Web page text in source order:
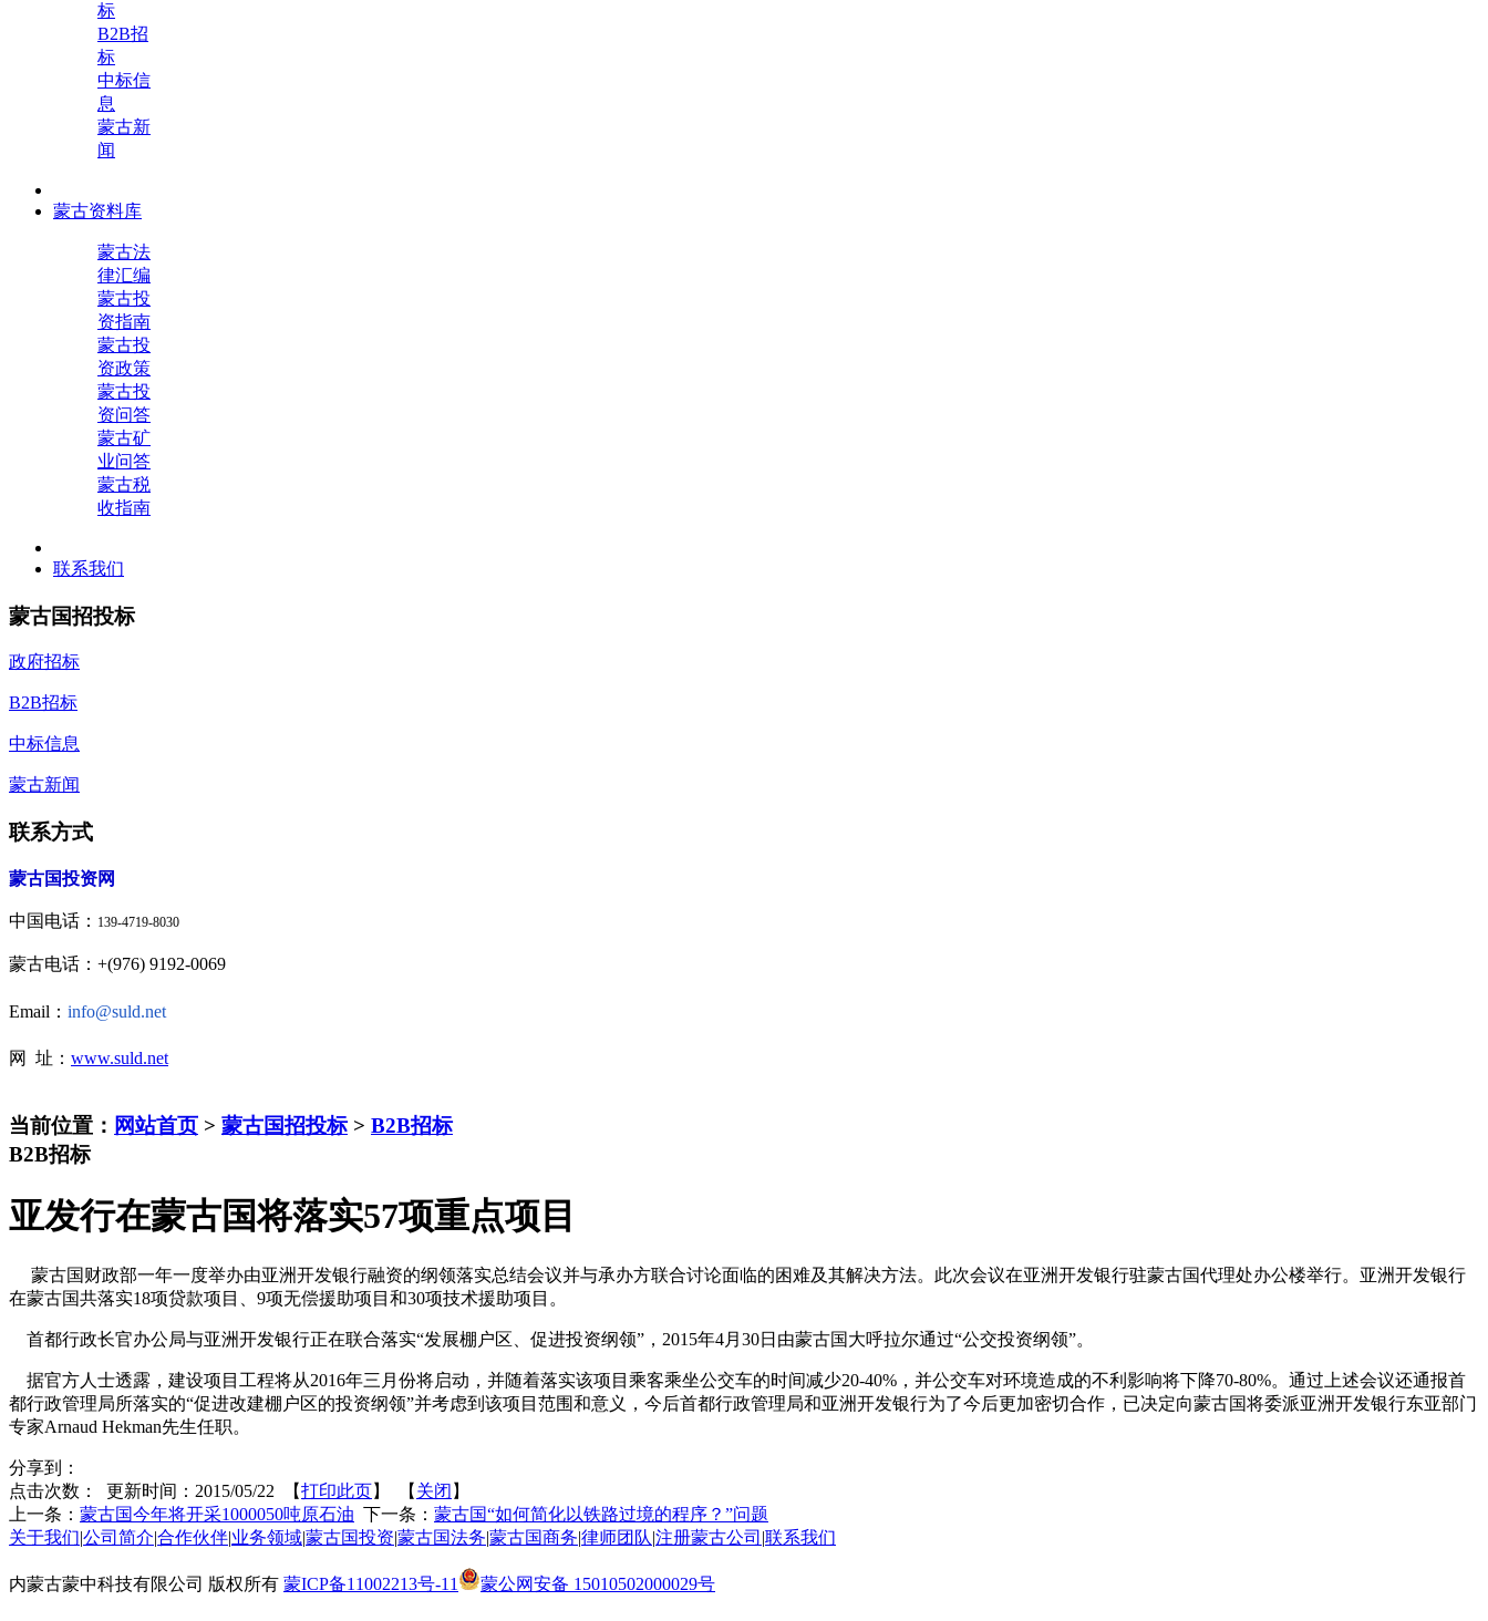
标
B2B招
标
中标信
息
蒙古新
闻
蒙古资料库
蒙古法
律汇编
蒙古投
资指南
蒙古投
资政策
蒙古投
资问答
蒙古矿
业问答
蒙古税
收指南
联系我们
蒙古国招投标
政府招标
B2B招标
中标信息
蒙古新闻
联系方式
蒙古国投资网
中国电话： 139-4719-8030
蒙古电话：+(976) 9192-0069
Email： info@suld.net
网 址： www.suld.net
当前位置： 网站首页 > 蒙古国招投标> B2B招标
B2B招标
亚发行在蒙古国将落实57项重点项目
蒙古国财政部一年一度举办由亚洲开发银行融资的纲领落实总结会议并与承办方联合讨论面临的困难及其解决方法。此次会议在亚洲开发银行驻蒙古国代理处办公楼举行。亚洲开发银行
在蒙古国共落实18项贷款项目、9项无偿援助项目和30项技术援助项目。
首都行政长官办公局与亚洲开发银行正在联合落实“发展棚户区、促进投资纲领”，2015年4月30日由蒙古国大呼拉尔通过“公交投资纲领”。
据官方人士透露，建设项目工程将从2016年三月份将启动，并随着落实该项目乘客乘坐公交车的时间减少20-40%，并公交车对环境造成的不利影响将下降70-80%。通过上述会议还通报首
都行政管理局所落实的“促进改建棚户区的投资纲领”并考虑到该项目范围和意义，今后首都行政管理局和亚洲开发银行为了今后更加密切合作，已决定向蒙古国将委派亚洲开发银行东亚部门
专家Arnaud Hekman先生任职。
分享到：
点击次数：
更新时间：2015/05/22 【打印此页 】 【 关闭 】
上一条： 蒙古国今年将开采1000050吨原石油 下一条： 蒙古国“如何简化以铁路过境的程序？”问题
关于我们 公司简介 合作伙伴 业务领域 蒙古国投资 蒙古国法务 蒙古国商务 律师团队 注册蒙古公司 联系我们
内蒙古蒙中科技有限公司 版权所有 蒙ICP备11002213号-11 蒙公网安备 15010502000029号